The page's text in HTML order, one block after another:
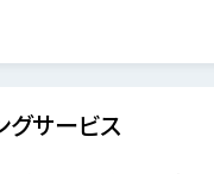
グサービス